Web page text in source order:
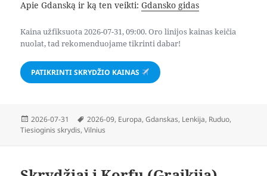
Apie Gdanską ir ką ten veikti:Gdansko gidas
Kaina užfiksuota 2026-07-31, 09:00. Oro linijos kainas keičia
nuolat, tad rekomenduojame tikrinti dabar!
PATIKRINTI SKRYDŽIO KAINAS
Paskelbta
2026-07-31 Žymos
2026-09, Europa,Gdanskas, Lenkija, Ruduo,
Tiesioginis skrydis,Vilnius